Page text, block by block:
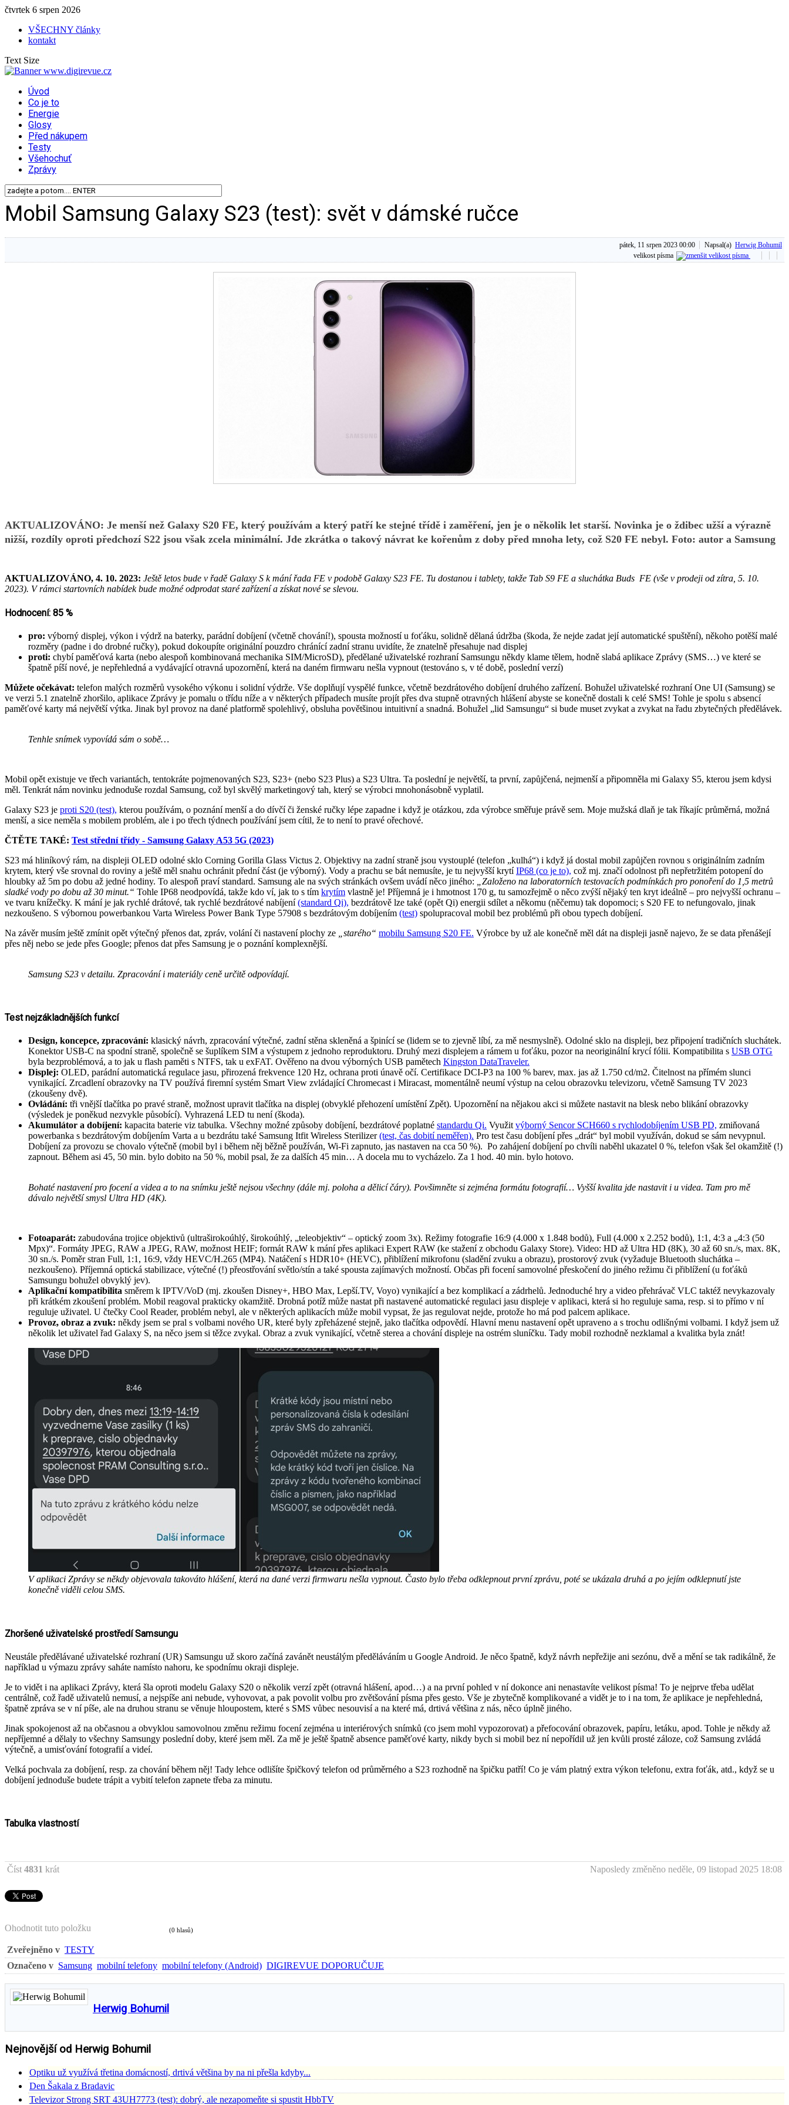
čtvrtek 6 srpen 2026
VŠECHNY články
kontakt
Text Size
Úvod
Co je to
Energie
Glosy
Před nákupem
Testy
Všehochuť
Zprávy
Mobil Samsung Galaxy S23 (test): svět v dámské ručce
pátek, 11 srpen 2023 00:00 Napsal(a) Herwig Bohumil
velikost písma
AKTUALIZOVÁNO: Je menší než Galaxy S20 FE, který používám a který patří ke stejné třídě i zaměření, jen je o několik let starší. Novinka je o ždibec užší a výrazně
nižší, rozdíly oproti předchozí S22 jsou však zcela minimální. Jde zkrátka o takový návrat ke kořenům z doby před mnoha lety, což S20 FE nebyl. Foto: autor a Samsung
AKTUALIZOVÁNO, 4. 10. 2023: Ještě letos bude v řadě Galaxy S k mání řada FE v podobě Galaxy S23 FE. Tu dostanou i tablety, takže Tab S9 FE a sluchátka Buds FE (vše v prodeji od zítra, 5. 10.
2023). V rámci startovních nabídek bude možné odprodat staré zařízení a získat nové se slevou.
Hodnocení: 85 %
pro: výborný displej, výkon i výdrž na baterky, parádní dobíjení (včetně chování!), spousta možností u foťáku, solidně dělaná údržba (škoda, že nejde zadat její automatické spuštění), někoho potěší malé
rozměry (padne i do drobné ručky), pokud dokoupíte originální pouzdro chránící zadní stranu uvidíte, že znatelně přesahuje nad displej
proti: chybí paměťová karta (nebo alespoň kombinovaná mechanika SIM/MicroSD), předělané uživatelské rozhraní Samsungu někdy klame tělem, hodně slabá aplikace Zprávy (SMS…) ve které se
špatně píší nové, je nepřehledná a vydávající otravná upozornění, která na daném firmwaru nešla vypnout (testováno s, v té době, poslední verzí)
Můžete očekávat: telefon malých rozměrů vysokého výkonu i solidní výdrže. Vše doplňují vyspělé funkce, včetně bezdrátového dobíjení druhého zařízení. Bohužel uživatelské rozhraní One UI (Samsung) se
ve verzi 5.1 znatelně zhoršilo, aplikace Zprávy je pomalu o třídu níže a v některých případech musíte projít přes dva stupně otravných hlášení abyste se konečně dostali k celé SMS! Tohle je spolu s absencí
paměťové karty má největší výtka. Jinak byl provoz na dané platformě spolehlivý, obsluha povětšinou intuitivní a snadná. Bohužel „lid Samsungu“ si bude muset zvykat a zvykat na řadu zbytečných předělávek.
Tenhle snímek vypovídá sám o sobě…
Mobil opět existuje ve třech variantách, tentokráte pojmenovaných S23, S23+ (nebo S23 Plus) a S23 Ultra. Ta poslední je největší, ta první, zapůjčená, nejmenší a připomněla mi Galaxy S5, kterou jsem kdysi
měl. Tenkrát nám novinku jednoduše rozdal Samsung, což byl skvělý marketingový tah, který se výrobci mnohonásobně vyplatil.
Galaxy S23 je proti S20 (test), kterou používám, o poznání menší a do dívčí či ženské ručky lépe zapadne i když je otázkou, zda výrobce směřuje právě sem. Moje mužská dlaň je tak říkajíc průměrná, možná
menší, a sice neměla s mobilem problém, ale i po třech týdnech používání jsem cítil, že to není to pravé ořechové.
ČTĚTE TAKÉ: Test střední třídy - Samsung Galaxy A53 5G (2023)
S23 má hliníkový rám, na displeji OLED odolné sklo Corning Gorilla Glass Victus 2. Objektivy na zadní straně jsou vystouplé (telefon „kulhá“) i když já dostal mobil zapůjčen rovnou s originálním zadním
krytem, který vše srovnal do roviny a ještě měl snahu ochránit přední část (je výborný). Vody a prachu se bát nemusíte, je tu nejvyšší krytíIP68 (co je to), což mj. značí odolnost při nepřetržitém potopení do
hloubky až 5m po dobu až jedné hodiny. To alespoň praví standard. Samsung ale na svých stránkách ovšem uvádí něco jiného: „Založeno na laboratorních testovacích podmínkách pro ponoření do 1,5 metrů
sladké vody po dobu až 30 minut.“ Tohle IP68 neodpovídá, takže kdo ví, jak to s tím krytím vlastně je! Příjemná je i hmotnost 170 g, tu samozřejmě o něco zvýší nějaký ten kryt ideálně – pro nejvyšší ochranu –
ve tvaru knížečky. K mání je jak rychlé drátové, tak rychlé bezdrátové nabíjení(standard Qi), bezdrátově lze také (opět Qi) energii sdílet a někomu (něčemu) tak dopomoci; s S20 FE to nefungovalo, jinak
nezkoušeno. S výbornou powerbankou Varta Wireless Power Bank Type 57908 s bezdrátovým dobíjením (test) spolupracoval mobil bez problémů při obou typech dobíjení.
Na závěr musím ještě zmínit opět výtečný přenos dat, zpráv, volání či nastavení plochy ze
„starého“ mobilu Samsung S20 FE. Výrobce by už ale konečně měl dát na displeji jasně najevo, že se data přenášejí
přes něj nebo se jede přes Google; přenos dat přes Samsung je o poznání komplexnější.
Samsung S23 v detailu. Zpracování i materiály ceně určitě odpovídají.
Test nejzákladnějších funkcí
Design, koncepce, zpracování: klasický návrh, zpracování výtečné, zadní stěna skleněná a špinící se (lidem se to zjevně líbí, za mě nesmyslně). Odolné sklo na displeji, bez připojení tradičních sluchátek.
Konektor USB-C na spodní straně, společně se šuplíkem SIM a výstupem z jednoho reproduktoru. Druhý mezi displejem a rámem u foťáku, pozor na neoriginální krycí fólii. Kompatibilita s USB OTG
byla bezproblémová, a to jak u flash paměti s NTFS, tak u exFAT. Ověřeno na dvou výborných USB pamětech Kingston DataTraveler.
Displej: OLED, parádní automatická regulace jasu, přirozená frekvence 120 Hz, ochrana proti únavě očí. Certifikace DCI-P3 na 100 % barev, max. jas až 1.750 cd/m2. Čitelnost na přímém slunci
vynikající. Zrcadlení obrazovky na TV používá firemní systém Smart View zvládající Chromecast i Miracast, momentálně neumí výstup na celou obrazovku televizoru, včetně Samsung TV 2023
(zkoušeny dvě).
Ovládání: tři vnější tlačítka po pravé straně, možnost upravit tlačítka na displej (obvyklé přehození umístění Zpět). Upozornění na nějakou akci si můžete nastavit na blesk nebo blikání obrazovky
(výsledek je poněkud nezvykle působící). Vyhrazená LED tu není (škoda).
Akumulátor a dobíjení: kapacita baterie viz tabulka. Všechny možné způsoby dobíjení, bezdrátové poplatné standardu Qi. Využit výborný Sencor SCH660 s rychlodobíjením USB PD, zmiňovaná
powerbanka s bezdrátovým dobíjením Varta a u bezdrátu také Samsung Itfit Wireless Sterilizer(test, čas dobití neměřen). Pro test času dobíjení přes „drát“ byl mobil využíván, dokud se sám nevypnul.
Dobíjení za provozu se chovalo výtečně (mobil byl i během něj běžně používán, Wi-Fi zapnuto, jas nastaven na cca 50 %). Po zahájení dobíjení po chvíli naběhl ukazatel 0 %, telefon však šel okamžitě (!)
zapnout. Během asi 45, 50 min. bylo dobito na 50 %, mobil psal, že za dalších 45 min… A docela mu to vycházelo. Za 1 hod. 40 min. bylo hotovo.
Bohaté nastavení pro focení a videa a to na snímku ještě nejsou všechny (dále mj. poloha a dělicí čáry). Povšimněte si zejména formátu fotografií… Vyšší kvalita jde nastavit i u videa. Tam pro mě
dávalo největší smysl Ultra HD (4K).
Fotoaparát: zabudována trojice objektivů (ultraširokoúhlý, širokoúhlý, „teleobjektiv“ – optický zoom 3x). Režimy fotografie 16:9 (4.000 x 1.848 bodů), Full (4.000 x 2.252 bodů), 1:1, 4:3 a „4:3 (50
Mpx)“. Formáty JPEG, RAW a JPEG, RAW, možnost HEIF; formát RAW k mání přes aplikaci Expert RAW (ke stažení z obchodu Galaxy Store). Video: HD až Ultra HD (8K), 30 až 60 sn./s, max. 8K,
30 sn./s. Poměr stran Full, 1:1, 16:9, vždy HEVC/H.265 (MP4). Natáčení s HDR10+ (HEVC), přiblížení mikrofonu (sladění zvuku a obrazu), prostorový zvuk (vyžaduje Bluetooth sluchátka –
nezkoušeno). Příjemná optická stabilizace, výtečné (!) přeostřování světlo/stín a také spousta zajímavých možností. Občas při focení samovolné přeskočení do jiného režimu či přiblížení (u foťáků
Samsungu bohužel obvyklý jev).
Aplikační kompatibilita směrem k IPTV/VoD (mj. zkoušen Disney+, HBO Max, Lepší.TV, Voyo) vynikající a bez komplikací a zádrhelů. Jednoduché hry a video přehrávač VLC taktéž nevykazovaly
při krátkém zkoušení problém. Mobil reagoval prakticky okamžitě. Drobná potíž může nastat při nastavené automatické regulaci jasu displeje v aplikaci, která si ho reguluje sama, resp. si to přímo v ní
reguluje uživatel. U čtečky Cool Reader, problém nebyl, ale v některých aplikacích může mobil vypsat, že jas regulovat nejde, protože ho má pod palcem aplikace.
Provoz, obraz a zvuk: někdy jsem se pral s volbami nového UR, které byly zpřeházené stejně, jako tlačítka odpovědí. Hlavní menu nastavení opět upraveno a s trochu odlišnými volbami. I když jsem už
několik let uživatel řad Galaxy S, na něco jsem si těžce zvykal. Obraz a zvuk vynikající, včetně sterea a chování displeje na ostrém sluníčku. Tady mobil rozhodně nezklamal a kvalitka byla znát!
V aplikaci Zprávy se někdy objevovala takováto hlášení, která na dané verzi firmwaru nešla vypnout. Často bylo třeba odklepnout první zprávu, poté se ukázala druhá a po jejím odklepnutí jste
konečně viděli celou SMS.
Zhoršené uživatelské prostředí Samsungu
Neustále předělávané uživatelské rozhraní (UR) Samsungu už skoro začíná zavánět neustálým předěláváním u Google Android. Je něco špatně, když návrh nepřežije ani sezónu, dvě a mění se tak radikálně, že
například u výmazu zprávy saháte namísto nahoru, ke spodnímu okraji displeje.
Je to vidět i na aplikaci Zprávy, která šla oproti modelu Galaxy S20 o několik verzí zpět (otravná hlášení, apod…) a na první pohled v ní dokonce ani nenastavíte velikost písma! To je nejprve třeba udělat
centrálně, což řadě uživatelů nemusí, a nejspíše ani nebude, vyhovovat, a pak povolit volbu pro zvětšování písma přes gesto. Vše je zbytečně komplikované a vidět je to i na tom, že aplikace je nepřehledná,
špatně zpráva se v ní píše, ale na druhou stranu se věnuje hloupostem, které s SMS vůbec nesouvisí a na které má, drtivá většina z nás, něco úplně jiného.
Jinak spokojenost až na občasnou a obvyklou samovolnou změnu režimu focení zejména u interiérových snímků (co jsem mohl vypozorovat) a přefocování obrazovek, papíru, letáku, apod. Tohle je někdy až
nepříjemné a dělaly to všechny Samsungy poslední doby, které jsem měl. Za mě je ještě špatně absence paměťové karty, nikdy bych si mobil bez ní nepořídil už jen kvůli prosté záloze, což Samsung zvládá
výtečně, a umisťování fotografií a videí.
Velká pochvala za dobíjení, resp. za chování během něj! Tady lehce odlišíte špičkový telefon od průměrného a S23 rozhodně na špičku patří! Co je vám platný extra výkon telefonu, extra foťák, atd., když se u
dobíjení jednoduše budete trápit a vybití telefon zapnete třeba za minutu.
Tabulka vlastností
Číst 4831 krát Naposledy změněno neděle, 09 listopad 2025 18:08
Ohodnotit tuto položku (0 hlasů)
Zveřejněno v TESTY
Označeno v Samsung mobilní telefony mobilní telefony (Android) DIGIREVUE DOPORUČUJE
Herwig Bohumil
Nejnovější od Herwig Bohumil
Optiku už využívá třetina domácností, drtivá většina by na ni přešla kdyby...
Den Šakala z Bradavic
Televizor Strong SRT 43UH7773 (test): dobrý, ale nezapomeňte si spustit HbbTV